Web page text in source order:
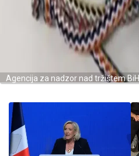
Agencija za nadzor nad tržištem BiH